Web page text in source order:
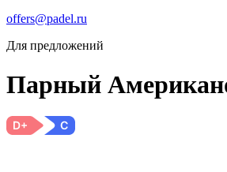
offers@padel.ru
Для предложений
Парный